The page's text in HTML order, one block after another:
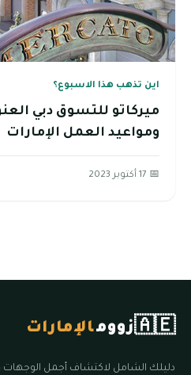
اين تذهب هذا الاسبوع؟
ميركاتو للتسوق دبي
ومواعيد العمل الإمارات
📅 17 أكتوبر 2023
🇦🇪زوومالإمارات
دليلك الشامل لاكتشاف أجمل الوجهات